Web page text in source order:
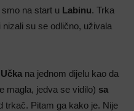
na start u Labinu. Trka
nizali su se odlično, uživala
Učka na jednom dijelu kao da
magla, jedva se vidilo) sa
trkač. Pitam ga kako je. Nije